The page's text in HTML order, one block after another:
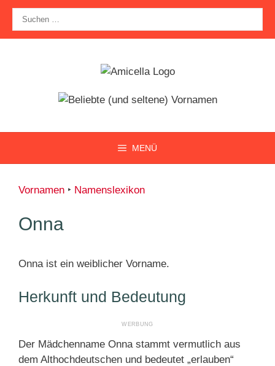
Zum
Inhalt
springen
nach:
MENÜ
Vornamen ‣ Namenslexikon
Onna
Onna ist ein weiblicher Vorname.
Herkunft und Bedeutung
Der Mädchenname Onna stammt vermutlich aus
dem Althochdeutschen und bedeutet „erlauben“